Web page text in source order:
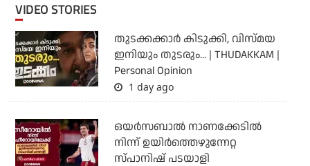
VIDEO STORIES
തുടക്കക്കാര്‍ കിടുക്കി, വിസ്മയ
ഇനിയും തുടരും... | THUDAKKAM |
Personal Opinion
1 day ago
ഒയര്‍സബാൽ നാണക്കേടിൽ
നിന്ന് ഉയിർത്തെഴുന്നേറ്റ
സ്പാനിഷ് പടയാളി